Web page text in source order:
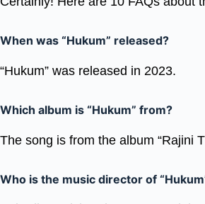
When was “Hukum” released?
“Hukum” was released in 2023.
Which album is “Hukum” from?
The song is from the album “Rajini
Who is the music director of